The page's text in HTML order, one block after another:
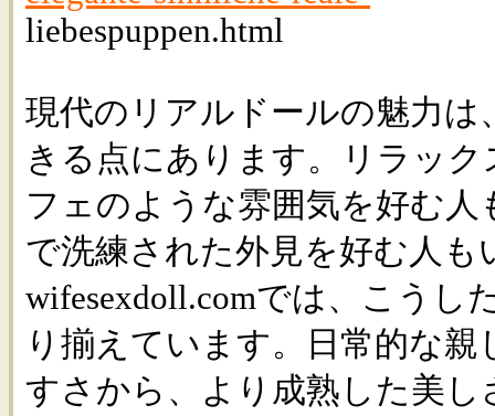
liebespuppen.html
現代のリアルドールの魅力は
きる点にあります。リラック
フェのような雰囲気を好む
で洗練された外見を好む人も
wifesexdoll.comでは、こうし
り揃えています。日常的な親
すさから、より成熟した美